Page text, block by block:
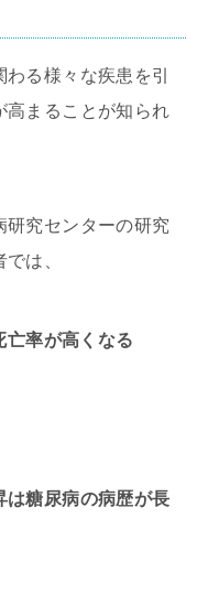
る様々な疾患を引
高まることが知られ
研究センターの研究
は、
率が高くなる
は糖尿病の病歴が長